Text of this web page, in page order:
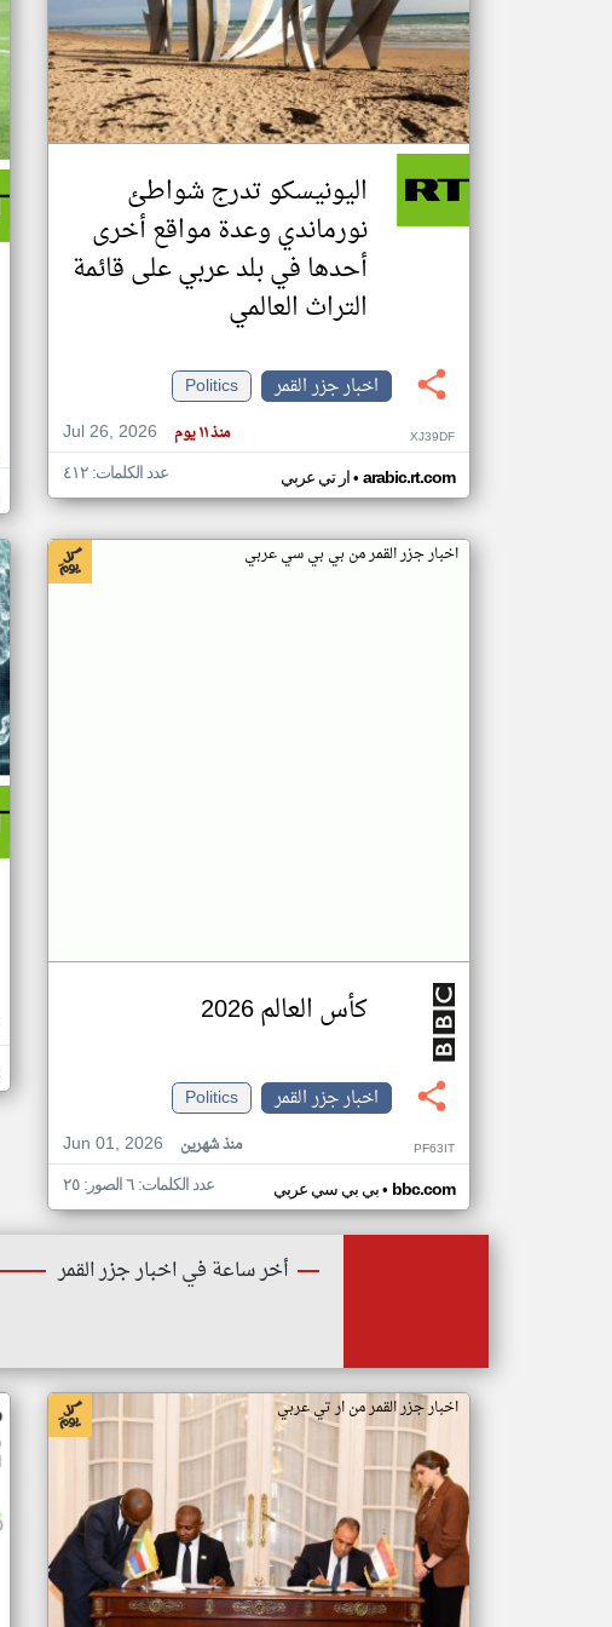
اليونيسكو تدرج شواطئ
نورماندي وعدة مواقع أخرى
أحدها في بلد عربي على قائمة
التراث العالمي
اخبار جزر القمر
Politics
Jul 26, 2026
منذ ١١ يوم XJ39DF
ار تي عربي• arabic.rt.com عدد الكلمات: ٤١٢
اخبار جزر القمر من بي بي سي عربي
كأس العالم 2026
اخبار جزر القمر
Politics
Jun 01, 2026
منذ شهرين PF63IT
بي بي سي عربي• bbc.com عدد الكلمات: ٦ الصور: ٢٥
أخر ساعة في اخبار جزر القمر
اخبار جزر القمر من ار تي عربي